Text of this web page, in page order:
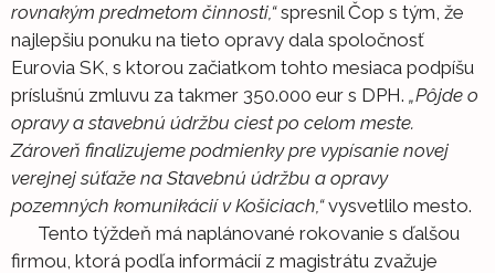
rovnakým predmetom činnosti,“spresnil Čop s tým, že
najlepšiu ponuku na tieto opravy dala spoločnosť
Eurovia SK, s ktorou začiatkom tohto mesiaca podpíšu
príslušnú zmluvu za takmer 350.000 eur s DPH. „Pôjde o
opravy a stavebnú údržbu ciest po celom meste.
Zároveň finalizujeme podmienky pre vypísanie novej
verejnej súťaže na Stavebnú údržbu a opravy
pozemných komunikácií v Košiciach,“vysvetlilo mesto.
Tento týždeň má naplánované rokovanie s ďalšou
firmou, ktorá podľa informácií z magistrátu zvažuje